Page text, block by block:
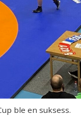
ble en suksess.